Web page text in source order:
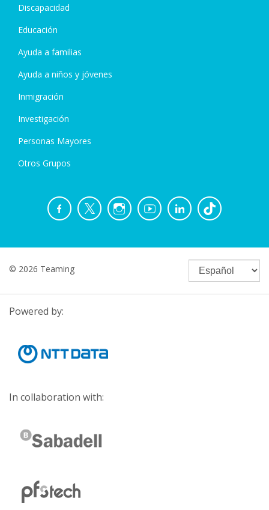
Discapacidad
Educación
Ayuda a familias
Ayuda a niños y jóvenes
Inmigración
Investigación
Personas Mayores
Otros Grupos
© 2026 Teaming
Powered by:
In collaboration with: